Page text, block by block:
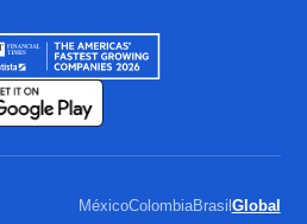
MéxicoColombiaBrasil Global